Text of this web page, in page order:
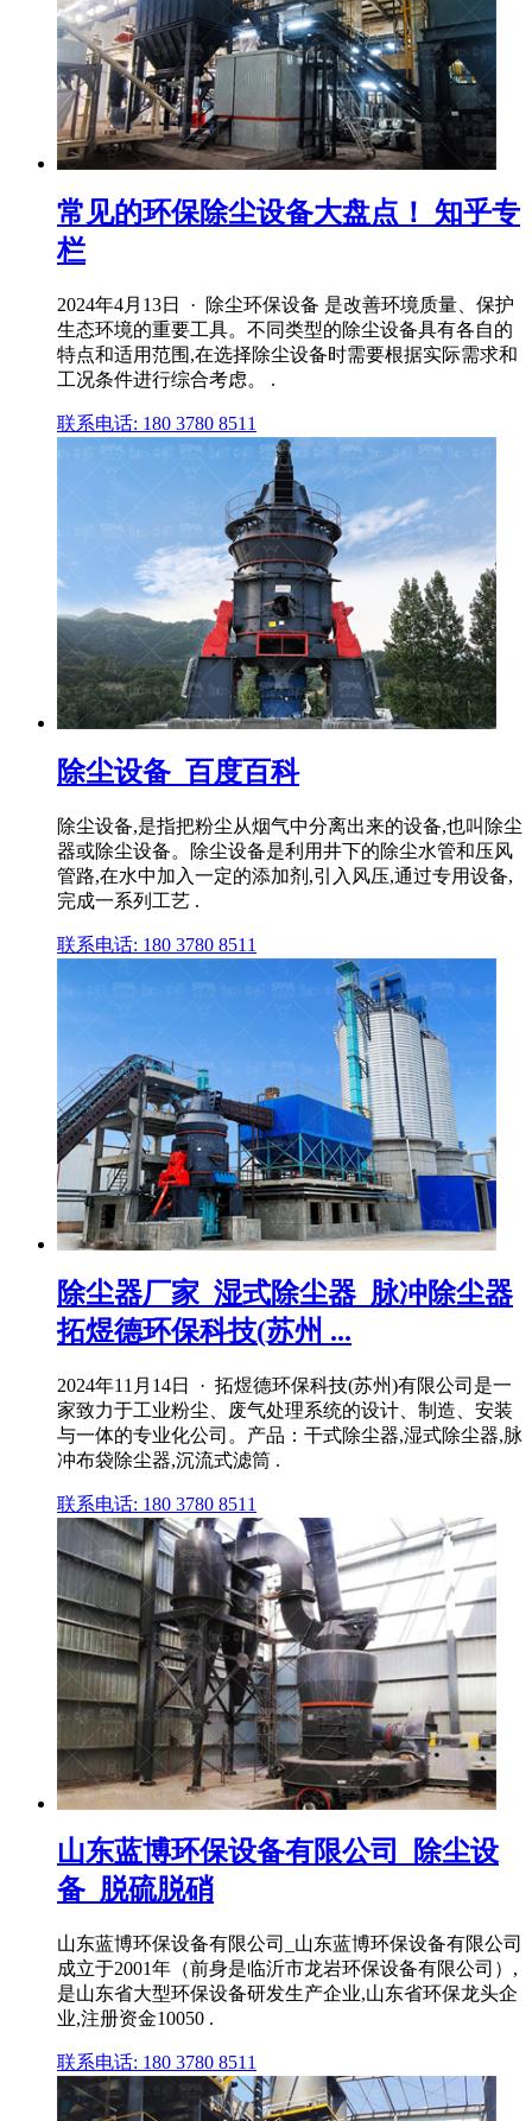
常见的环保除尘设备大盘点！ 知乎专
栏
2024年4月13日 · 除尘环保设备 是改善环境质量、保护
生态环境的重要工具。不同类型的除尘设备具有各自的
特点和适用范围,在选择除尘设备时需要根据实际需求和
工况条件进行综合考虑。 .
联系电话: 180 3780 8511
除尘设备_百度百科
除尘设备,是指把粉尘从烟气中分离出来的设备,也叫除尘
器或除尘设备。除尘设备是利用井下的除尘水管和压风
管路,在水中加入一定的添加剂,引入风压,通过专用设备,
完成一系列工艺 .
联系电话: 180 3780 8511
除尘器厂家_湿式除尘器_脉冲除尘器
拓煜德环保科技(苏州 ...
2024年11月14日 · 拓煜德环保科技(苏州)有限公司是一
家致力于工业粉尘、废气处理系统的设计、制造、安装
与一体的专业化公司。产品：干式除尘器,湿式除尘器,脉
冲布袋除尘器,沉流式滤筒 .
联系电话: 180 3780 8511
山东蓝博环保设备有限公司_除尘设
备_脱硫脱硝
山东蓝博环保设备有限公司_山东蓝博环保设备有限公司
成立于2001年（前身是临沂市龙岩环保设备有限公司）,
是山东省大型环保设备研发生产企业,山东省环保龙头企
业,注册资金10050 .
联系电话: 180 3780 8511